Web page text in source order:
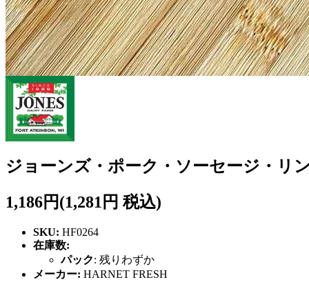
ジョーンズ・ポーク・ソーセージ・リ
1,186円(1,281円 税込)
SKU: HF0264
在庫数:
パック: 残りわずか
メーカー: HARNET FRESH